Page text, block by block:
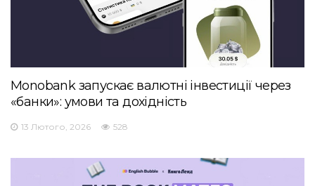
Monobank запускає валютні інвестиції через
«банки»: умови та дохідність
13 Лютого, 2026 528